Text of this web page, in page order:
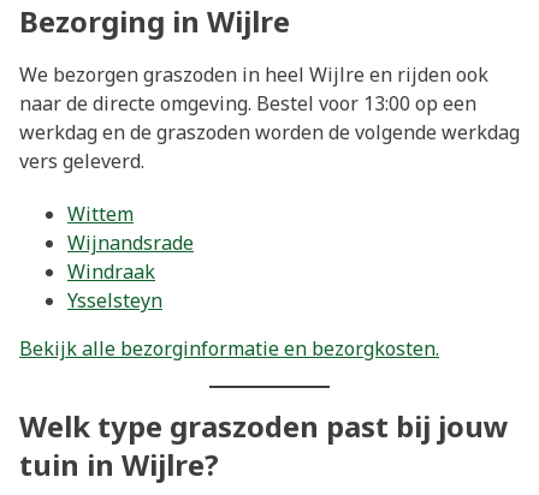
Bezorging in Wijlre
We bezorgen graszoden in heel Wijlre en rijden ook
naar de directe omgeving. Bestel voor 13:00 op een
werkdag en de graszoden worden de volgende werkdag
vers geleverd.
Wittem
Wijnandsrade
Windraak
Ysselsteyn
Bekijk alle bezorginformatie en bezorgkosten.
Welk type graszoden past bij jouw
tuin in Wijlre?